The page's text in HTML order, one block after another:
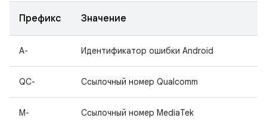
Префикс Значение
A- Идентификатор ошибки Android
QC- Ссылочный номер Qualcomm
M- Ссылочный номер MediaTek